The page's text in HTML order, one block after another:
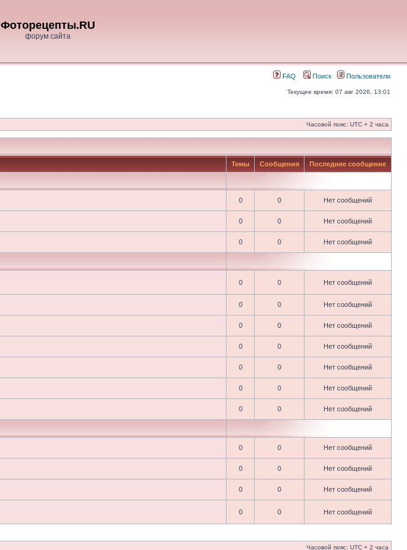
Фоторецепты.RU
форум сайта
FAQ Поиск Пользователи
Текущее время: 07 авг 2026, 13:01
Часовой пояс: UTC + 2 часа
Темы Сообщения Последнее сообщение
0 0 Нет сообщений
0 0 Нет сообщений
0 0 Нет сообщений
0 0 Нет сообщений
0 0 Нет сообщений
0 0 Нет сообщений
0 0 Нет сообщений
0 0 Нет сообщений
0 0 Нет сообщений
0 0 Нет сообщений
0 0 Нет сообщений
0 0 Нет сообщений
0 0 Нет сообщений
0 0 Нет сообщений
Часовой пояс: UTC + 2 часа